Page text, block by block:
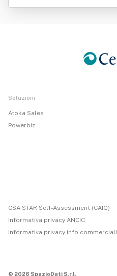
Soluzioni
Atoka Sales
Powerbiz
CSA STAR Self-Assessment (CAIQ)
Informativa privacy ANCIC
Informativa privacy info commerciali
© 2026 SpazioDati S.r.l.